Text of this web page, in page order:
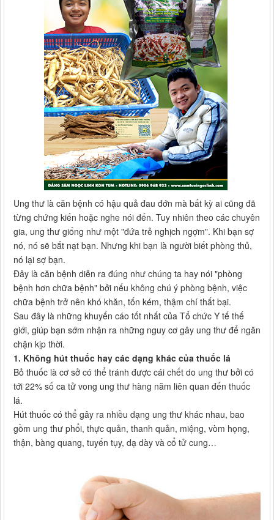
Ung thư là căn bệnh có hậu quả đau đớn mà bất kỳ ai cũng đã
từng chứng kiến hoặc nghe nói đến. Tuy nhiên theo các chuyên
gia, ung thư giống như một "đứa trẻ nghịch ngợm". Khi bạn sợ
nó, nó sẽ bắt nạt bạn. Nhưng khi bạn là người biết phòng thủ,
nó lại sợ bạn.
Đây là căn bệnh diễn ra đúng như chúng ta hay nói "phòng
bệnh hơn chữa bệnh" bởi nếu không chú ý phòng bệnh, việc
chữa bệnh trở nên khó khăn, tốn kém, thậm chí thất bại.
Sau đây là những khuyến cáo tốt nhất của Tổ chức Y tế thế
giới, giúp bạn sớm nhận ra những nguy cơ gây ung thư để ngăn
chặn kịp thời.
1. Không hút thuốc hay các dạng khác của thuốc lá
Bỏ thuốc là cơ sở có thể tránh được cái chết do ung thư bởi có
tới 22% số ca tử vong ung thư hàng năm liên quan đến thuốc
lá.
Hút thuốc có thể gây ra nhiều dạng ung thư khác nhau, bao
gồm ung thư phổi, thực quản, thanh quản, miệng, vòm họng,
thận, bàng quang, tuyến tụy, dạ dày và cổ tử cung…